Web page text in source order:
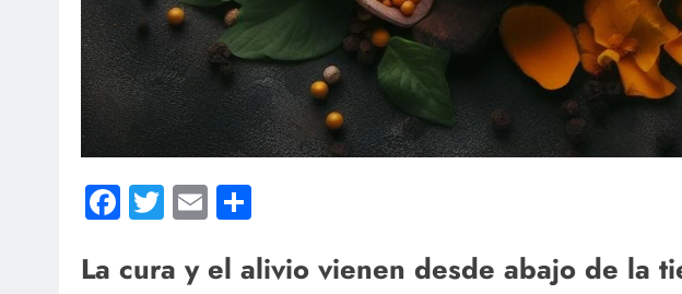
Facebook
Twitter
Email
La cura y el alivio vienen desde abajo de la